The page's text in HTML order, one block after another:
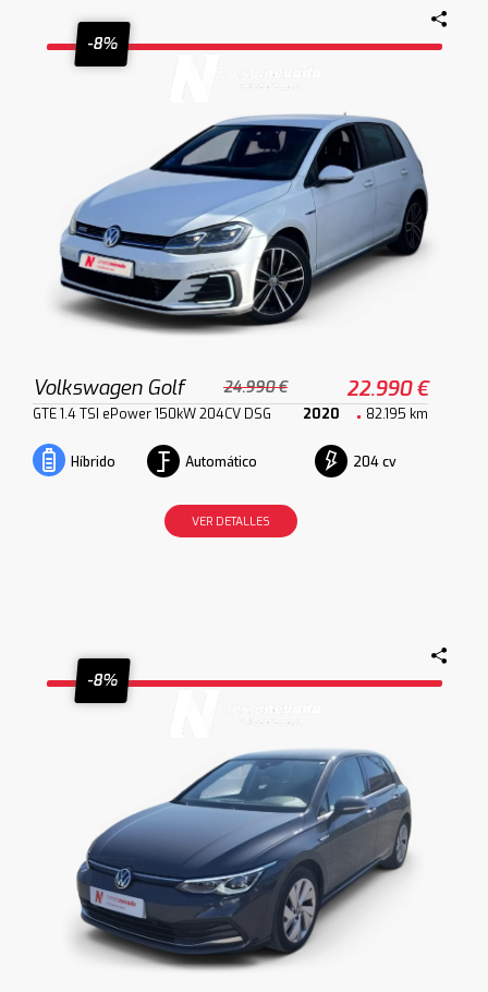
-8%
Volkswagen Golf 24.990 € 22.990 €
GTE 1.4 TSI ePower 150kW 204CV DSG 2020 82.195 km
Híbrido Automático 204 cv
VER DETALLES
-8%